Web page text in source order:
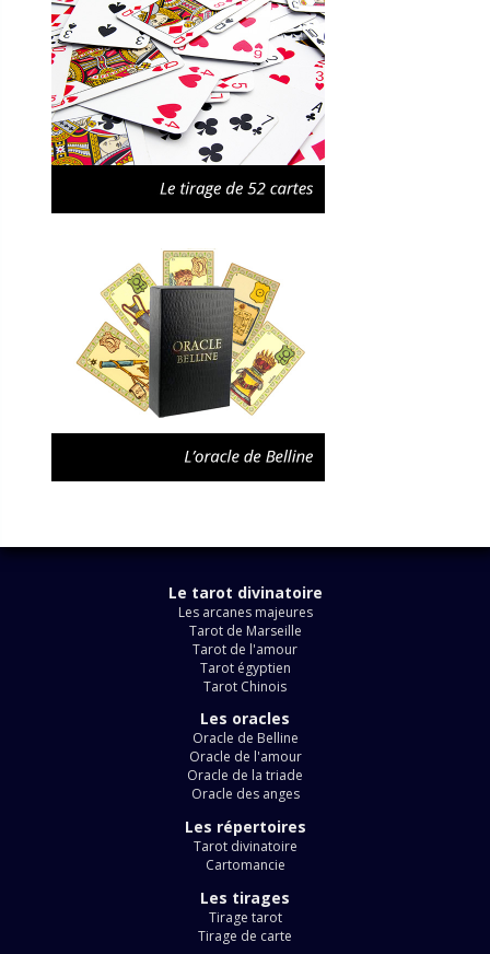
Le tarot divinatoire
Les arcanes majeures
Tarot de Marseille
Tarot de l'amour
Tarot égyptien
Tarot Chinois
Les oracles
Oracle de Belline
Oracle de l'amour
Oracle de la triade
Oracle des anges
Les répertoires
Tarot divinatoire
Cartomancie
Les tirages
Tirage tarot
Tirage de carte